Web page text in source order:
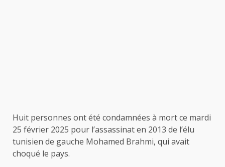
Huit personnes ont été condamnées à mort ce mardi
25 février 2025 pour l’assassinat en 2013 de l’élu
tunisien de gauche Mohamed Brahmi, qui avait
choqué le pays.